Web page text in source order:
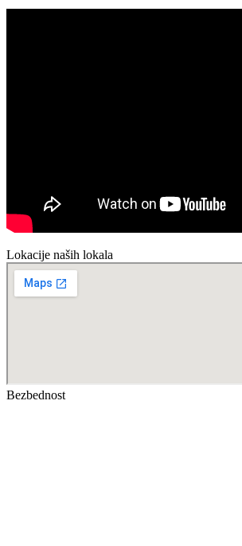
Lokacije naših lokala
Bezbednost